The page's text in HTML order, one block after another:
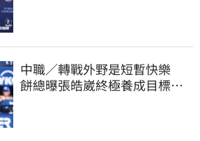
中職／轉戰外野是短暫快樂
餅總曝張皓崴終極養成目標：